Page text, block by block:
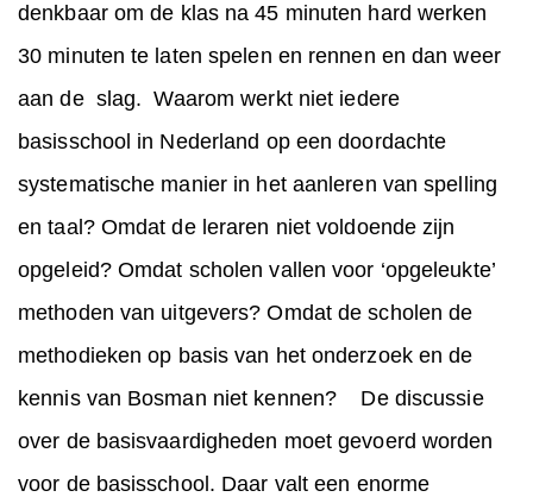
denkbaar om de klas na 45 minuten hard werken
30 minuten te laten spelen en rennen en dan weer
aan de slag. Waarom werkt niet iedere
basisschool in Nederland op een doordachte
systematische manier in het aanleren van spelling
en taal? Omdat de leraren niet voldoende zijn
opgeleid? Omdat scholen vallen voor ‘opgeleukte’
methoden van uitgevers? Omdat de scholen de
methodieken op basis van het onderzoek en de
kennis van Bosman niet kennen? De discussie
over de basisvaardigheden moet gevoerd worden
voor de basisschool. Daar valt een enorme